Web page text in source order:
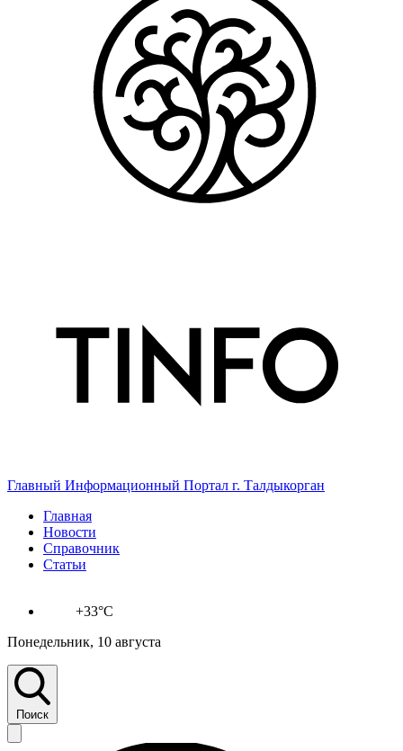
Главный Информационный Портал г. Талдыкорган
Главная
Новости
Справочник
Статьи
+33°C
Понедельник, 10 августа
Поиск